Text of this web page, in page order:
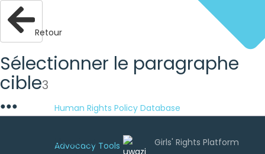
Human Rights Policy Database
Advocacy Tools
Retour
Sélectionner le paragraphe
cible3
●●●
Uwazi est